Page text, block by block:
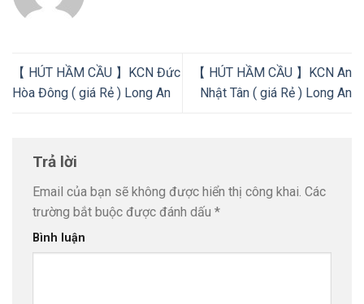
【 HÚT HẦM CẦU 】KCN Đức
Hòa Đông ( giá Rẻ ) Long An
【 HÚT HẦM CẦU 】KCN An
Nhật Tân ( giá Rẻ ) Long An
Trả lời
Email của bạn sẽ không được hiển thị công khai. Các
trường bắt buộc được đánh dấu *
Bình luận